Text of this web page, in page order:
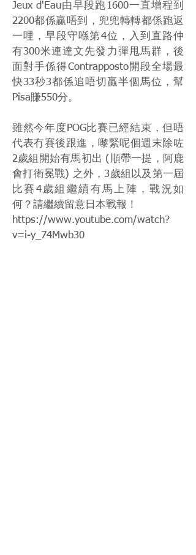
Jeux d'Eau由早段跑1600一直增程到
2200都係贏唔到，兜兜轉轉都係跑返
一哩，早段守喺第4位，入到直路仲
有300米連達文先發力彈甩馬群，後
面對手係得Contrapposto開段全場最
快33秒3都係追唔切贏半個馬位，幫
Pisa賺550分。
雖然今年度POG比賽已經結束，但唔
代表冇賽後跟進，嚟緊呢個週末除咗
2歲組開始有馬初出 (順帶一提，阿鹿
會打衛冕戰) 之外，3歲組以及第一屆
比賽4歲組繼續有馬上陣，戰況如
何？請繼續留意日本戰報！
https://www.youtube.com/watch?
v=i-y_74Mwb30